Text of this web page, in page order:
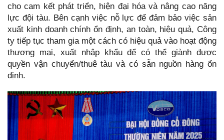
cho cam kết phát triển, hiện đại hóa và nâng cao năng
lực đội tàu. Bên cạnh việc nỗ lực để đảm bảo việc sản
xuất kinh doanh chính ổn định, an toàn, hiệu quả, Công
ty tiếp tục tham gia một cách có hiệu quả vào hoạt động
thương mại, xuất nhập khẩu để có thể giành được
quyền vận chuyển/thuê tàu và có sẵn nguồn hàng ổn
định.